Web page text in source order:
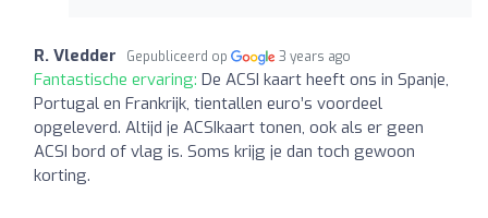
R. Vledder Gepubliceerd op 3 years ago
Fantastische ervaring: De ACSI kaart heeft ons in Spanje,
Portugal en Frankrijk, tientallen euro’s voordeel
opgeleverd. Altijd je ACSIkaart tonen, ook als er geen
ACSI bord of vlag is. Soms krijg je dan toch gewoon
korting.